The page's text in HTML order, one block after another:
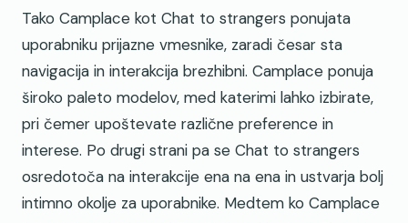
Tako Camplace kot Chat to strangers ponujata
uporabniku prijazne vmesnike, zaradi česar sta
navigacija in interakcija brezhibni. Camplace ponuja
široko paleto modelov, med katerimi lahko izbirate,
pri čemer upoštevate različne preference in
interese. Po drugi strani pa se Chat to strangers
osredotoča na interakcije ena na ena in ustvarja bolj
intimno okolje za uporabnike. Medtem ko Camplace